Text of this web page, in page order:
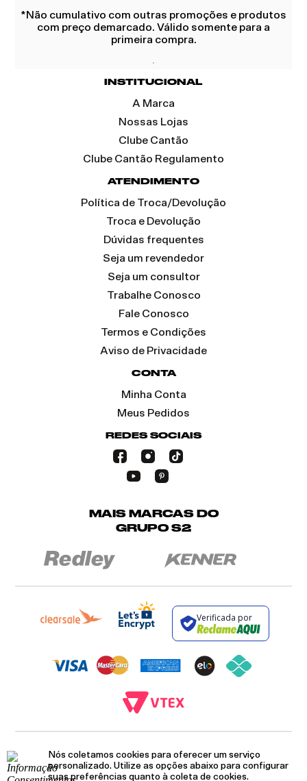
Nós coletamos cookies para oferecer um serviço
personalizado. Utilize as opções abaixo para configurar
suas preferências quanto à coleta de cookies.
*Não cumulativo com outras promoções e produtos
com preço demarcado. Válido somente para a
primeira compra.
INSTITUCIONAL
A Marca
Nossas Lojas
Clube Cantão
Clube Cantão Regulamento
ATENDIMENTO
Política de Troca/Devolução
Troca e Devolução
Dúvidas frequentes
Seja um revendedor
Seja um consultor
Trabalhe Conosco
Fale Conosco
Termos e Condições
Aviso de Privacidade
CONTA
Minha Conta
Meus Pedidos
REDES SOCIAIS
MAIS MARCAS DO
GRUPO S2
Verificada por
12.093.445/0002-23
RUA JUMECY RODRIGUES GOMES, 331 - ANEXO 2 - CENTRO - PIRAÍ - RIO DE
JANEIRO. CEP.: 27.175-000